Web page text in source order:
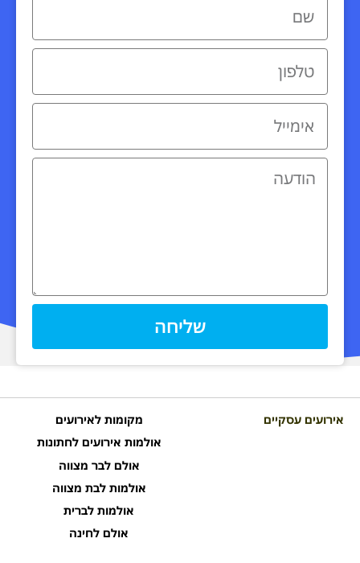
שליחה
אירועים עסקיים
מקומות לאירועים
אולמות אירועים לחתונות
אולם לבר מצווה
אולמות לבת מצווה
אולמות לברית
אולם לחינה